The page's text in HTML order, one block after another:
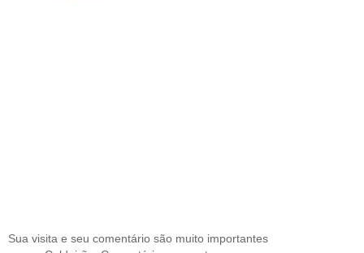
Sua visita e seu comentário são muito importantes